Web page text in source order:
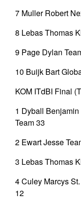
7 Muller Robert
8 Lebas Thomas
9 Page Dylan
10 Buijk Bart
KOM ITdBI Final
1 Dyball
Team 33
2 Ewart Jesse
3 Lebas Thomas
4 Culey Marcys
12